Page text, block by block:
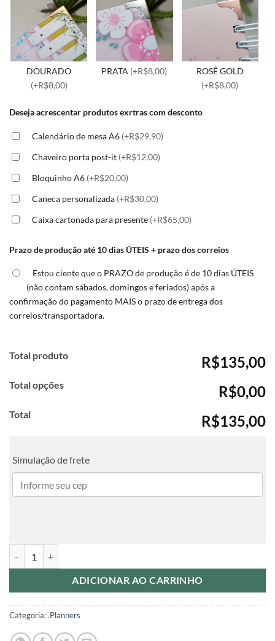
DOURADO
(+R$8,00)
PRATA (+R$8,00)
ROSÊ GOLD
(+R$8,00)
Deseja acrescentar produtos exrtras com desconto
Calendário de mesa A6 (+R$29,90)
Chaveiro porta post-it (+R$12,00)
Bloquinho A6 (+R$20,00)
Caneca personalizada (+R$30,00)
Caixa cartonada para presente (+R$65,00)
Prazo de produção até 10 dias ÚTEIS + prazo dos correios
Estou ciente que o PRAZO de produção é de 10 dias ÚTEIS
(não contam sábados, domingos e feriados) após a
confirmação do pagamento MAIS o prazo de entrega dos
correios/transportadora.
Total produto R$135,00
Total opções R$0,00
Total R$135,00
Simulação de frete
ADICIONAR AO CARRINHO
Categoria:.Planners